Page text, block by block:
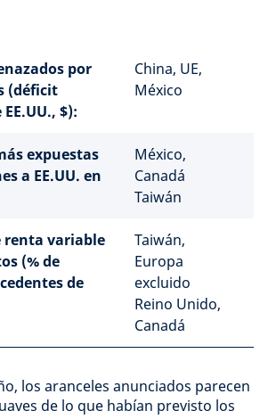
por
(déficit
$):
China, UE,
México
expuestas
a EE.UU. en
México,
Canadá
Taiwán
renta variable
(% de
de
Taiwán,
Europa
excluido
Reino Unido,
Canadá
los aranceles anunciados parecen
de lo que habían previsto los